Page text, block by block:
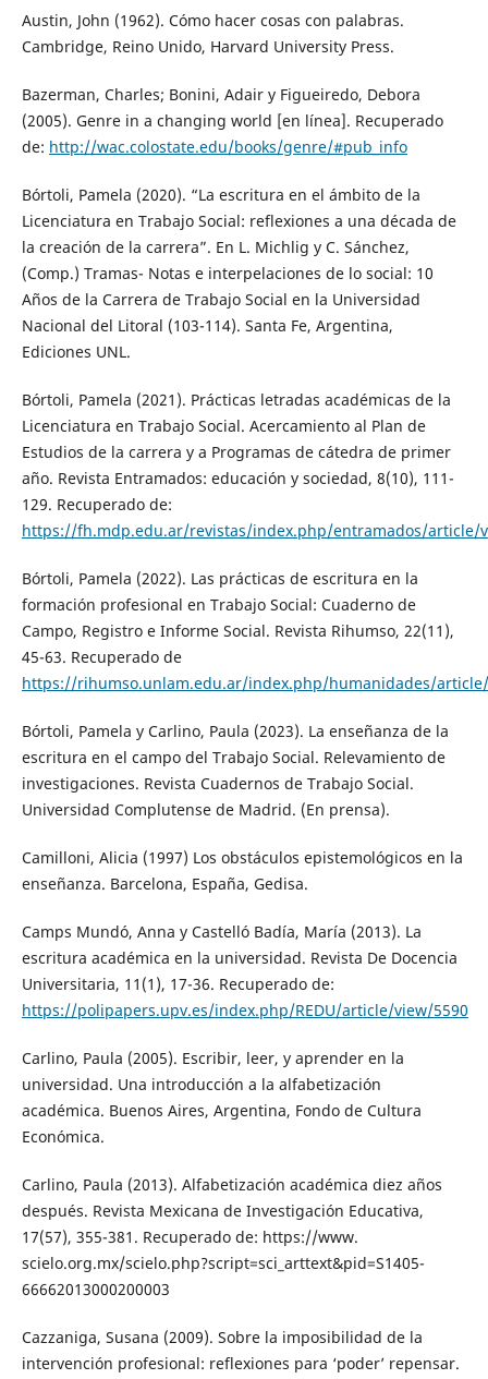
Austin, John (1962). Cómo hacer cosas con palabras.
Cambridge, Reino Unido, Harvard University Press.
Bazerman, Charles; Bonini, Adair y Figueiredo, Debora
(2005). Genre in a changing world [en línea]. Recuperado
de: http://wac.colostate.edu/books/genre/#pub_info
Bórtoli, Pamela (2020). “La escritura en el ámbito de la
Licenciatura en Trabajo Social: reflexiones a una década de
la creación de la carrera”. En L. Michlig y C. Sánchez,
(Comp.) Tramas- Notas e interpelaciones de lo social: 10
Años de la Carrera de Trabajo Social en la Universidad
Nacional del Litoral (103-114). Santa Fe, Argentina,
Ediciones UNL.
Bórtoli, Pamela (2021). Prácticas letradas académicas de la
Licenciatura en Trabajo Social. Acercamiento al Plan de
Estudios de la carrera y a Programas de cátedra de primer
año. Revista Entramados: educación y sociedad, 8(10), 111-
129. Recuperado de:
https://fh.mdp.edu.ar/revistas/index.php/entramados/article/
Bórtoli, Pamela (2022). Las prácticas de escritura en la
formación profesional en Trabajo Social: Cuaderno de
Campo, Registro e Informe Social. Revista Rihumso, 22(11),
45-63. Recuperado de
https://rihumso.unlam.edu.ar/index.php/humanidades/
Bórtoli, Pamela y Carlino, Paula (2023). La enseñanza de la
escritura en el campo del Trabajo Social. Relevamiento de
investigaciones. Revista Cuadernos de Trabajo Social.
Universidad Complutense de Madrid. (En prensa).
Camilloni, Alicia (1997) Los obstáculos epistemológicos en la
enseñanza. Barcelona, España, Gedisa.
Camps Mundó, Anna y Castelló Badía, María (2013). La
escritura académica en la universidad. Revista De Docencia
Universitaria, 11(1), 17-36. Recuperado de:
https://polipapers.upv.es/index.php/REDU/article/view/5590
Carlino, Paula (2005). Escribir, leer, y aprender en la
universidad. Una introducción a la alfabetización
académica. Buenos Aires, Argentina, Fondo de Cultura
Económica.
Carlino, Paula (2013). Alfabetización académica diez años
después. Revista Mexicana de Investigación Educativa,
17(57), 355-381. Recuperado de: https://www.
scielo.org.mx/scielo.php?script=sci_arttext&pid=S1405-
66662013000200003
Cazzaniga, Susana (2009). Sobre la imposibilidad de la
intervención profesional: reflexiones para ‘poder’ repensar.